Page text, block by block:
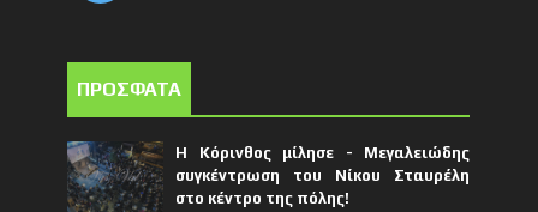
ΠΡΟΣΦΑΤΑ
Η Κόρινθος μίλησε - Μεγαλειώδης
συγκέντρωση του Νίκου Σταυρέλη
στο κέντρο της πόλης!